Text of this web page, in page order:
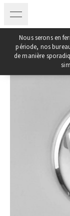
Nous serons en
période, nos
de manière